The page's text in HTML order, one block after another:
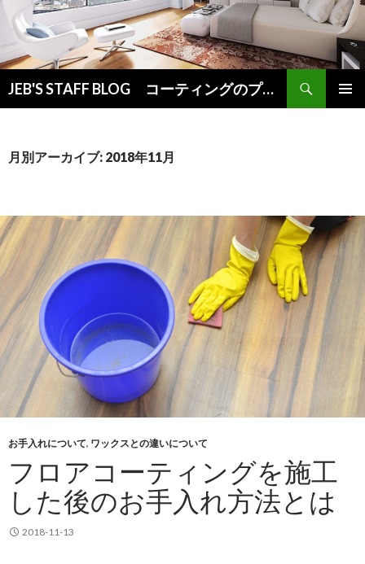
JEB'S STAFF BLOG コーティングのプロが教えるお役立ち情報
索
ン
キ
ッ
プ
月別アーカイブ: 2018年11月
お手入れについて, ワックスとの違いについて
フロアコーティングを施工
した後のお手入れ方法とは
2018-11-13